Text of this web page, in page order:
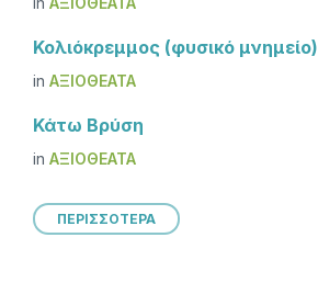
Κολιόκρεμμος (φυσικό μνημείο)
in ΑΞΙΟΘΈΑΤΑ
Κάτω Βρύση
in ΑΞΙΟΘΈΑΤΑ
ΠΕΡΙΣΣΟΤΕΡΑ